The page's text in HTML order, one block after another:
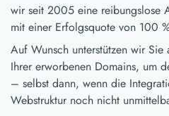
wir seit 2005 eine reibungslose
mit einer Erfolgsquote von 100
Auf Wunsch unterstützen wir
Ihrer erworbenen Domains, um
– selbst dann, wenn die
Webstruktur noch nicht